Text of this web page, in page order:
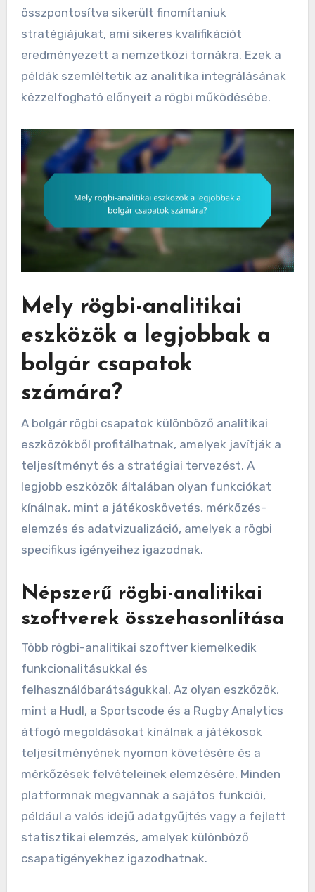
összpontosítva sikerült finomítaniuk
stratégiájukat, ami sikeres kvalifikációt
eredményezett a nemzetközi tornákra. Ezek a
példák szemléltetik az analitika integrálásának
kézzelfogható előnyeit a rögbi működésébe.
Mely rögbi-analitikai
eszközök a legjobbak a
bolgár csapatok
számára?
A bolgár rögbi csapatok különböző analitikai
eszközökből profitálhatnak, amelyek javítják a
teljesítményt és a stratégiai tervezést. A
legjobb eszközök általában olyan funkciókat
kínálnak, mint a játékoskövetés, mérkőzés-
elemzés és adatvizualizáció, amelyek a rögbi
specifikus igényeihez igazodnak.
Népszerű rögbi-analitikai
szoftverek összehasonlítása
Több rögbi-analitikai szoftver kiemelkedik
funkcionalitásukkal és
felhasználóbarátságukkal. Az olyan eszközök,
mint a Hudl, a Sportscode és a Rugby Analytics
átfogó megoldásokat kínálnak a játékosok
teljesítményének nyomon követésére és a
mérkőzések felvételeinek elemzésére. Minden
platformnak megvannak a sajátos funkciói,
például a valós idejű adatgyűjtés vagy a fejlett
statisztikai elemzés, amelyek különböző
csapatigényekhez igazodhatnak.